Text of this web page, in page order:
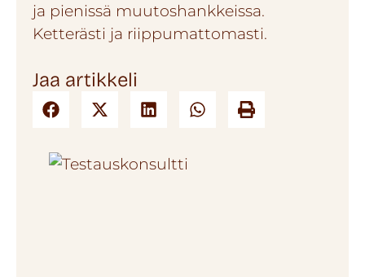
ja pienissä muutoshankkeissa.
Ketterästi ja riippumattomasti.
Jaa artikkeli